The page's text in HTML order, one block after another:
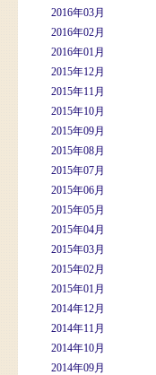
2016年03月
2016年02月
2016年01月
2015年12月
2015年11月
2015年10月
2015年09月
2015年08月
2015年07月
2015年06月
2015年05月
2015年04月
2015年03月
2015年02月
2015年01月
2014年12月
2014年11月
2014年10月
2014年09月